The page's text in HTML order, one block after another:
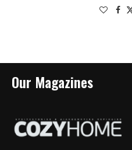
Our Magazines